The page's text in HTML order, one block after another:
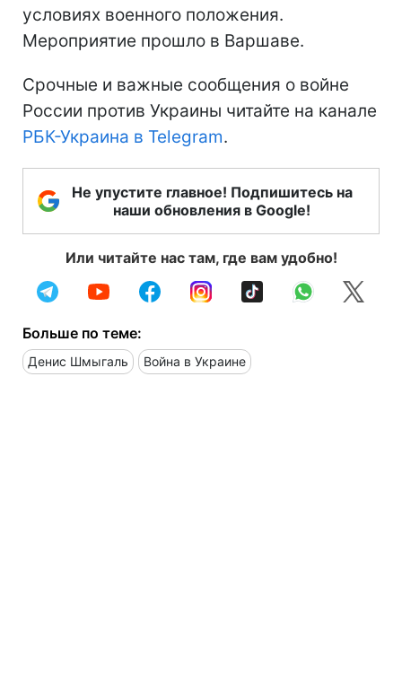
условиях военного положения.
Мероприятие прошло в Варшаве.
Срочные и важные сообщения о войне
России против Украины читайте на канале
РБК-Украина в Telegram.
Не упустите главное! Подпишитесь на
наши обновления в Google!
Или читайте нас там, где вам удобно!
Больше по теме:
Денис Шмыгаль Война в Украине